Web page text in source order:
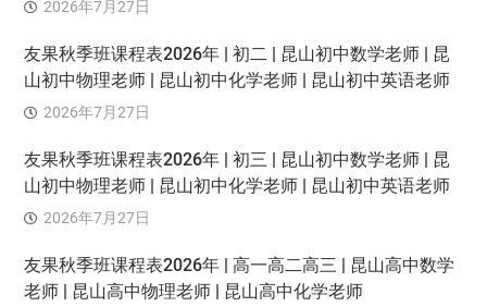
2026年7月27日
友果秋季班课程表2026年 | 初二 | 昆山初中数学老师 | 昆
山初中物理老师 | 昆山初中化学老师 | 昆山初中英语老师
2026年7月27日
友果秋季班课程表2026年 | 初三 | 昆山初中数学老师 | 昆
山初中物理老师 | 昆山初中化学老师 | 昆山初中英语老师
2026年7月27日
友果秋季班课程表2026年 | 高一高二高三 | 昆山高中数学
老师 | 昆山高中物理老师 | 昆山高中化学老师